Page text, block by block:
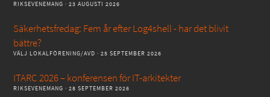
RIKSEVENEMANG · 23 AUGUSTI 2026
Säkerhetsfredag: Fem år efter Log4shell - har det blivit
bättre?
VÄLJ LOKALFÖRENING/AVD · 25 SEPTEMBER 2026
ITARC 2026 – konferensen för IT-arkitekter
RIKSEVENEMANG · 28 SEPTEMBER 2026